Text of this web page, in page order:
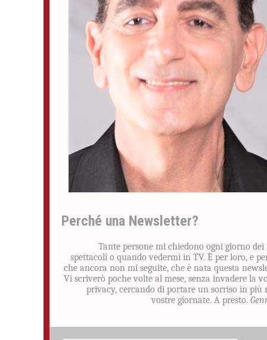
Perché una Newsletter?
Tante persone mi chiedono ogni giorno dei
spettacoli o quando vedermi in TV. È per loro, e
che ancora non mi seguite, che è nata questa
Vi scriverò poche volte al mese, senza invadere la
privacy, cercando di portare un sorriso in più
vostre giornate. A presto.